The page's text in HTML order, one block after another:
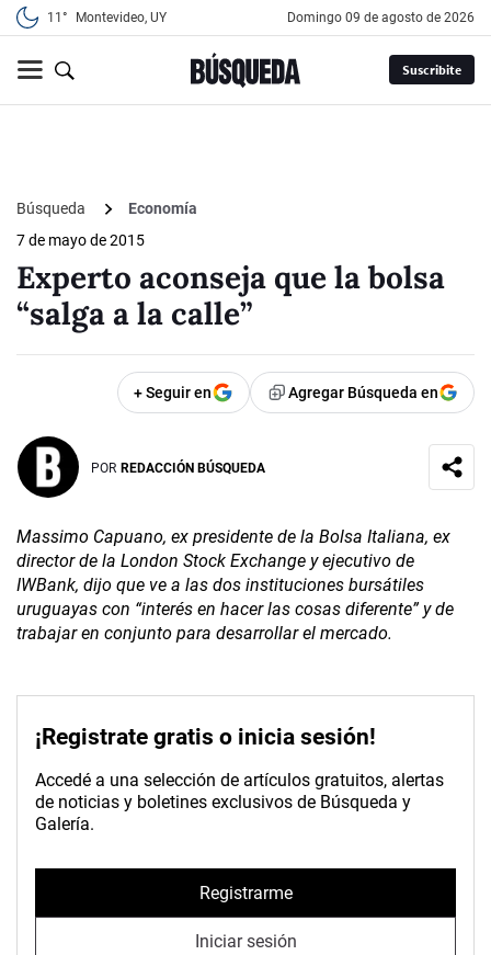
11° Montevideo, UY domingo 09 de agosto de 2026
Suscribite
Búsqueda
Economía
7 de mayo de 2015
Experto aconseja que la bolsa
“salga a la calle”
+ Seguir en Agregar Búsqueda en
POR REDACCIÓN BÚSQUEDA
Massimo Capuano, ex presidente de la Bolsa Italiana, ex
director de la London Stock Exchange y ejecutivo de
IWBank, dijo que ve a las dos instituciones bursátiles
uruguayas con “interés en hacer las cosas diferente” y de
trabajar en conjunto para desarrollar el mercado.
¡Registrate gratis o inicia sesión!
Accedé a una selección de artículos gratuitos, alertas
de noticias y boletines exclusivos de Búsqueda y
Galería.
Registrarme
Iniciar sesión